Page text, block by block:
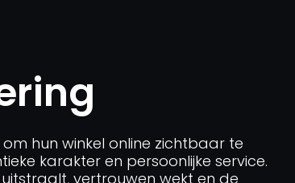
hun winkel online zichtbaar te
karakter en persoonlijke service.
vertrouwen wekt en de